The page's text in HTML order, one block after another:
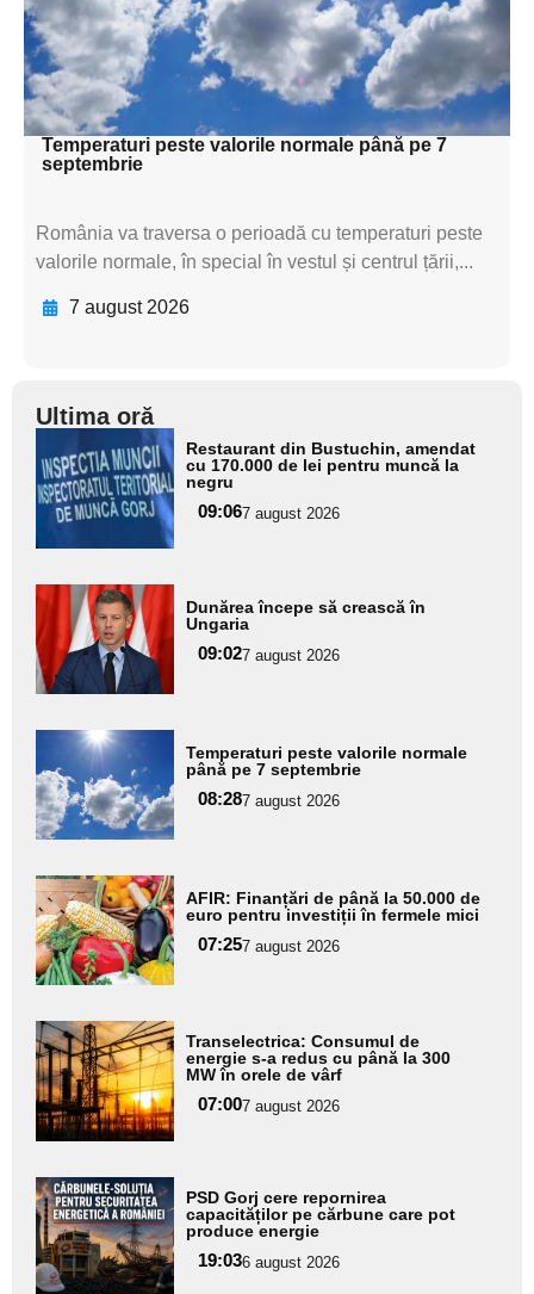
textul pentru
subtitluAdaugă aici
textul pentru subti
Temperaturi peste valorile normale până pe 7
septembrie
România va traversa o perioadă cu temperaturi peste
valorile normale, în special în vestul și centrul țării,...
7 august 2026
Ultima oră
Adaugă
aici textul
pentru
subtitlu
Restaurant din Bustuchin, amendat
cu 170.000 de lei pentru muncă la
negru
09:067 august 2026
Adaugă
aici textul
pentru
subtitlu
Dunărea începe să crească în
Ungaria
09:027 august 2026
Adaugă
aici textul
pentru
subtitlu
Temperaturi peste valorile normale
până pe 7 septembrie
08:287 august 2026
Adaugă
aici textul
pentru
subtitlu
AFIR: Finanțări de până la 50.000 de
euro pentru investiții în fermele mici
07:257 august 2026
Adaugă
aici textul
pentru
subtitlu
Transelectrica: Consumul de
energie s-a redus cu până la 300
MW în orele de vârf
07:007 august 2026
Adaugă
aici textul
pentru
subtitlu
PSD Gorj cere repornirea
capacităților pe cărbune care pot
produce energie
19:036 august 2026